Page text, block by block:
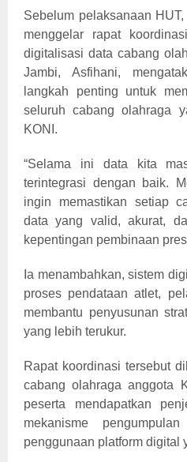
Sebelum pelaksanaan
menggelar rapat
digitalisasi data cabang
Jambi, Asfihani,
langkah penting untuk
seluruh cabang olahraga
KONI.
“Selama ini data kita
terintegrasi dengan baik.
ingin memastikan setiap
data yang valid, akurat,
kepentingan pembinaan
Ia menambahkan, sistem
proses pendataan atlet,
membantu penyusunan
yang lebih terukur.
Rapat koordinasi tersebut
cabang olahraga anggota
peserta mendapatkan
mekanisme
penggunaan platform digital